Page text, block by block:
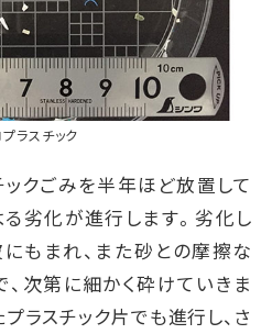
ラスチック
クごみを半年ほど放置して
劣化が進行します。劣化し
もまれ、また砂との摩擦な
次第に細かく砕けていきま
ラスチック片でも進行し、さ